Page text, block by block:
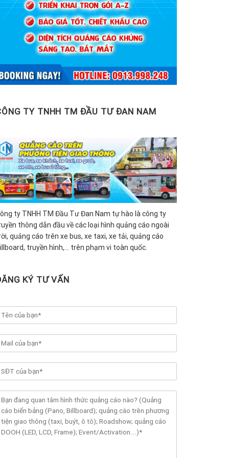
TY TNHH TM ĐẦU TƯ ĐAN NAM
ty TNHH TM Đầu Tư Đan Nam tự hào là công ty
thông dẫn đầu về các loại hình quảng cáo ngoài
quảng cáo trên xe bus, xe taxi, xe tải, quảng cáo
truyền hình,… trên phạm vi toàn quốc.
KÝ TƯ VẤN